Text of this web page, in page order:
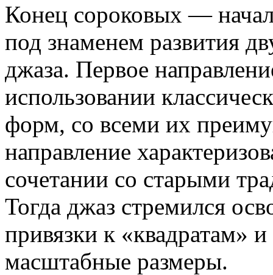
Конец сороковых —
под знаменем развития
джаза. Первое
использовании
форм, со всеми их
направление
сочетании со старыми
Тогда джаз стремился
привязки к «квадратам»
масштабные размеры.